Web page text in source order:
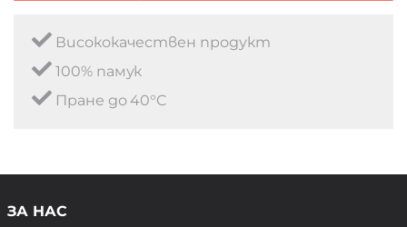
Висококачествен продукт
100% памук
Пране до 40°C
ЗА НАС